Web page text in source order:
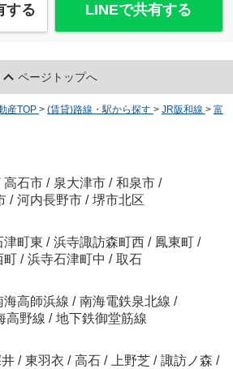
する LINEで共有する
ページトップへ
産TOP > (賃貸)路線・駅から探す > JR阪和線 > 富
高石市 / 泉大津市 / 和泉市 /
/ 河内長野市 / 堺市北区
津町東 / 浜寺諏訪森町西 / 鳳東町 /
町 / 浜寺石津町中 / 取石
海高師浜線 / 南海電鉄泉北線 /
高野線 / 地下鉄御堂筋線
/ 東羽衣 / 高石 / 上野芝 / 諏訪ノ森 /